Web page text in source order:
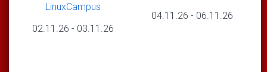
LinuxCampus
02.11.26 - 03.11.26
04.11.26 - 06.11.26